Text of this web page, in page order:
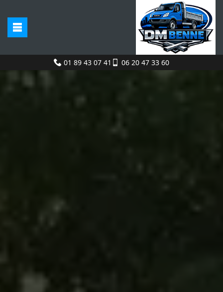
01 89 43 07 41 06 20 47 33 60